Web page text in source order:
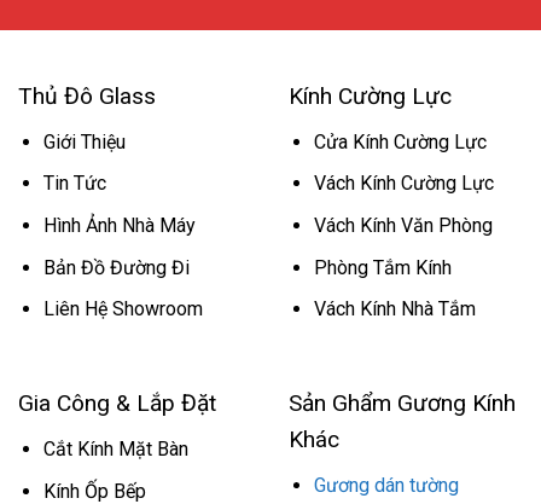
Thủ Đô Glass
Giới Thiệu
Tin Tức
Hình Ảnh Nhà Máy
Bản Đồ Đường Đi
Liên Hệ Showroom
Kính Cường Lực
Cửa Kính Cường Lực
Vách Kính Cường Lực
Vách Kính Văn Phòng
Phòng Tắm Kính
Vách Kính Nhà Tắm
Gia Công & Lắp Đặt
Cắt Kính Mặt Bàn
Kính Ốp Bếp
Sản Ghẩm Gương Kính
Khác
Gương dán tường